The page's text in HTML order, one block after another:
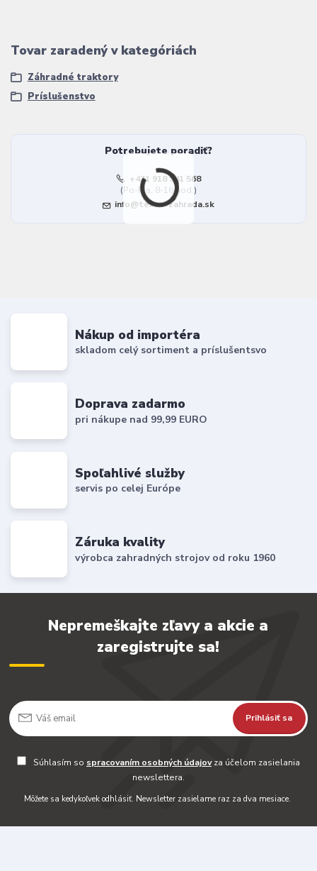
Tovar zaradený v kategóriách
Záhradné traktory
Príslušenstvo
Potrebujete poradiť?
+421 918 341 568
(Po-Pia, 8-16 hod.)
info@texas-zahrada.sk
Nákup od importéra
skladom celý sortiment a príslušentsvo
Doprava zadarmo
pri nákupe nad 99,99 EURO
Spoľahlivé služby
servis po celej Európe
Záruka kvality
výrobca zahradných strojov od roku 1960
Nepremeškajte zľavy a akcie a
zaregistrujte sa!
Prihlásiť sa
Súhlasím so spracovaním osobných údajovza účelom zasielania
newslettera.
Môžete sa kedykoľvek odhlásiť. Newsletter zasielame raz za dva mesiace.